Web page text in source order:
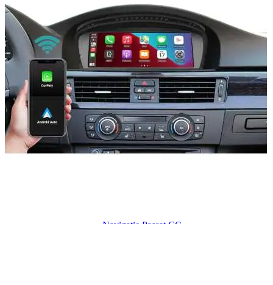
Navigație Ford Fiesta
Navigație Ford Focus 1
Navigație Ford Focus 2
Navigație Ford Focus MK3
Navigație Ford Mondeo MK3
Navigație Ford Mondeo MK4
Navigație Ford Transit
Mercedes
Navigație Mercedes C Class W203
Navigație Mercedes C Class W204
Navigație Mercedes W203
Navigație Mercedes W204
Navigație Mercedes W211
Navigație Mercedes Sprinter
Navigație Passat CC